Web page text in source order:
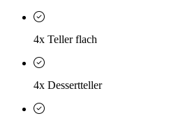
4x Teller flach
4x Dessertteller